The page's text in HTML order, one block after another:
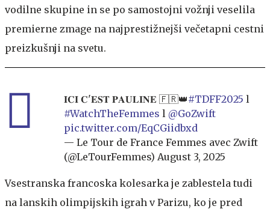
vodilne skupine in se po samostojni vožnji veselila
premierne zmage na najprestižnejši večetapni cestni
preizkušnji na svetu.
𝐈𝐂𝐈 𝐂'𝐄𝐒𝐓 𝐏𝐀𝐔𝐋𝐈𝐍𝐄 🇫🇷👑#TDFF2025 l
#WatchTheFemmes l @GoZwift
pic.twitter.com/EqCGiidbxd
— Le Tour de France Femmes avec Zwift
(@LeTourFemmes) August 3, 2025
Vsestranska francoska kolesarka je zablestela tudi
na lanskih olimpijskih igrah v Parizu, ko je pred